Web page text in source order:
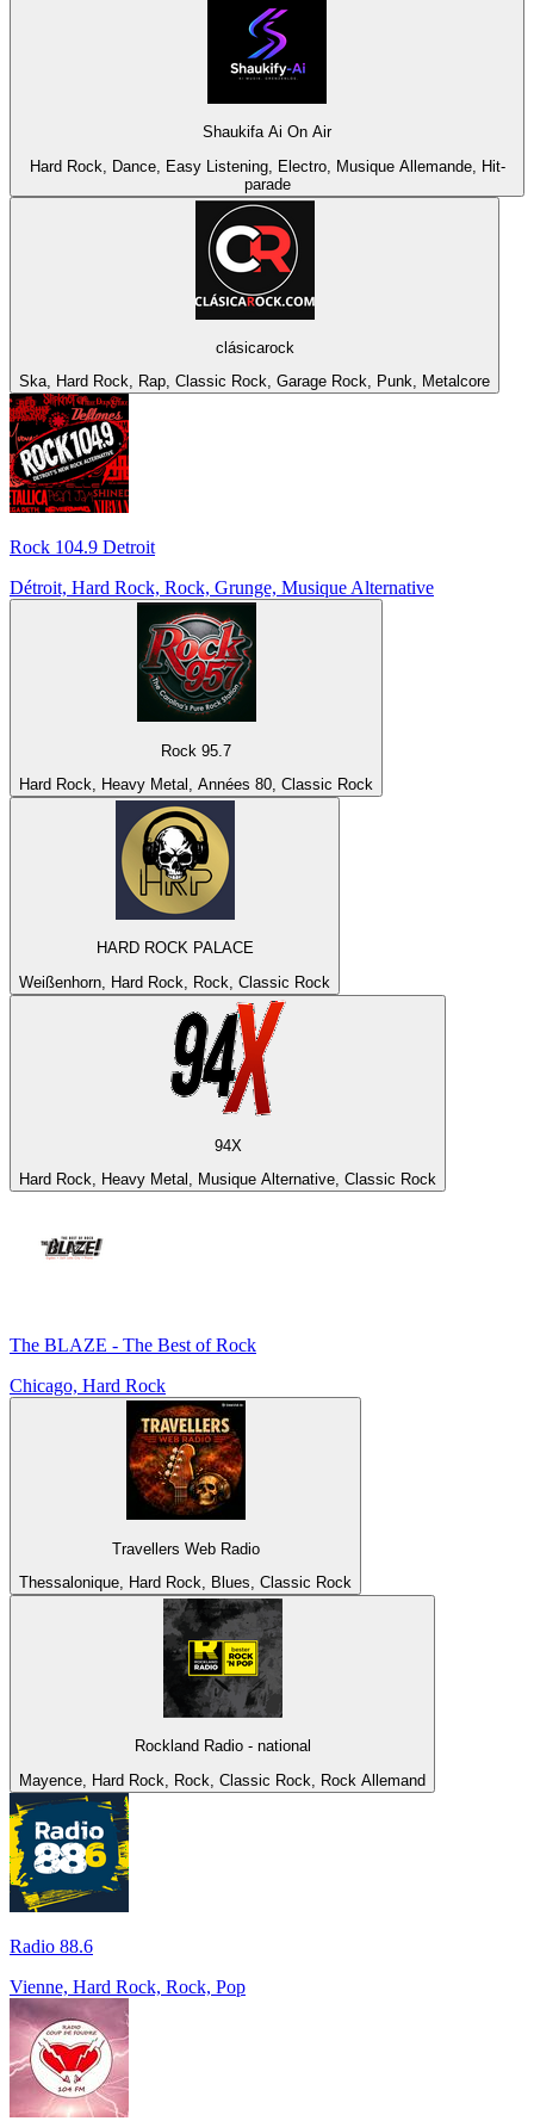
Shaukifa Ai On Air
Hard Rock, Dance, Easy Listening, Electro, Musique Allemande, Hit-
parade
clásicarock
Ska, Hard Rock, Rap, Classic Rock, Garage Rock, Punk, Metalcore
Rock 104.9 Detroit
Détroit, Hard Rock, Rock, Grunge, Musique Alternative
Rock 95.7
Hard Rock, Heavy Metal, Années 80, Classic Rock
HARD ROCK PALACE
Weißenhorn, Hard Rock, Rock, Classic Rock
94X
Hard Rock, Heavy Metal, Musique Alternative, Classic Rock
The BLAZE - The Best of Rock
Chicago, Hard Rock
Travellers Web Radio
Thessalonique, Hard Rock, Blues, Classic Rock
Rockland Radio - national
Mayence, Hard Rock, Rock, Classic Rock, Rock Allemand
Radio 88.6
Vienne, Hard Rock, Rock, Pop